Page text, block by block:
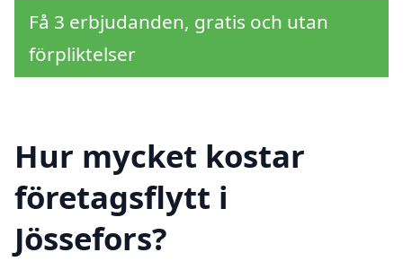
Få 3 erbjudanden, gratis och utan
förpliktelser
Hur mycket kostar
företagsflytt i
Jössefors?